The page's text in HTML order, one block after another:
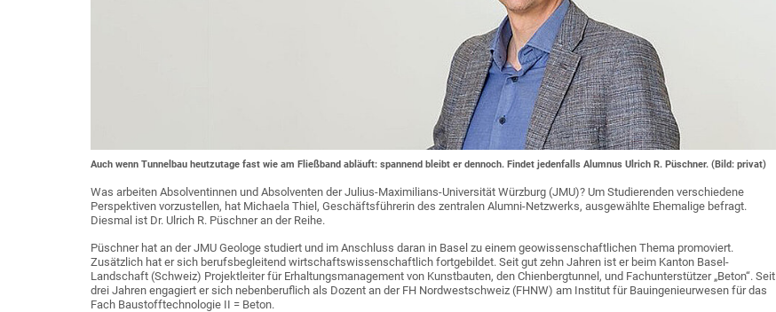
Auch wenn Tunnelbau heutzutage fast wie am Fließband abläuft: spannend bleibt er dennoch. Findet jedenfalls Alumnus Ulrich R. Püschner. (Bild: privat)
Was arbeiten Absolventinnen und Absolventen der Julius-Maximilians-Universität Würzburg (JMU)? Um Studierenden verschiedene
Perspektiven vorzustellen, hat Michaela Thiel, Geschäftsführerin des zentralen Alumni-Netzwerks, ausgewählte Ehemalige befragt.
Diesmal ist Dr. Ulrich R. Püschner an der Reihe.
Püschner hat an der JMU Geologe studiert und im Anschluss daran in Basel zu einem geowissenschaftlichen Thema promoviert.
Zusätzlich hat er sich berufsbegleitend wirtschaftswissenschaftlich fortgebildet. Seit gut zehn Jahren ist er beim Kanton Basel-
Landschaft (Schweiz) Projektleiter für Erhaltungsmanagement von Kunstbauten, den Chienbergtunnel, und Fachunterstützer „Beton“. Seit
drei Jahren engagiert er sich nebenberuflich als Dozent an der FH Nordwestschweiz (FHNW) am Institut für Bauingenieurwesen für das
Fach Baustofftechnologie II = Beton.